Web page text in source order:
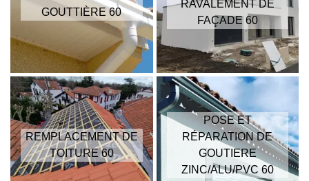
GOUTTIÈRE 60
RAVALEMENT DE
FAÇADE 60
REMPLACEMENT DE
TOITURE 60
POSE ET
RÉPARATION DE
GOUTIERE
ZINC/ALU/PVC 60